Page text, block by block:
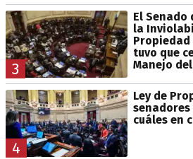
3
El Senado
la
Propiedad
tuvo que
Manejo del
4
Ley de
cuáles en